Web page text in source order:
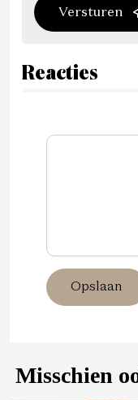
Versturen
Reacties
Opslaan
Misschien